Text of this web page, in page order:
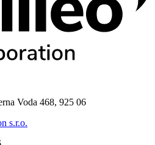
Voda 468, 925 06
s.r.o.